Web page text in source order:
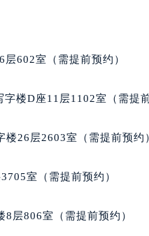
润大厦B座12楼03室（需
22层04室（需提前预约）
大厦A座(旺进大厦)18层09室
广场写字楼10层06室（需
长安国际中心E座6楼10室（
场写字楼A座10层1002室
602室（需提前预约）
楼D座11层1102室（需提前
26层2603室（需提前预约
室（需提前预约）
层806室（需提前预约）